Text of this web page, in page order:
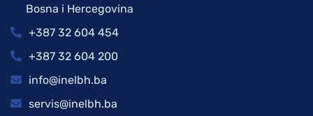
Bosna i Hercegovina
+387 32 604 454
+387 32 604 200
info@inelbh.ba
servis@inelbh.ba